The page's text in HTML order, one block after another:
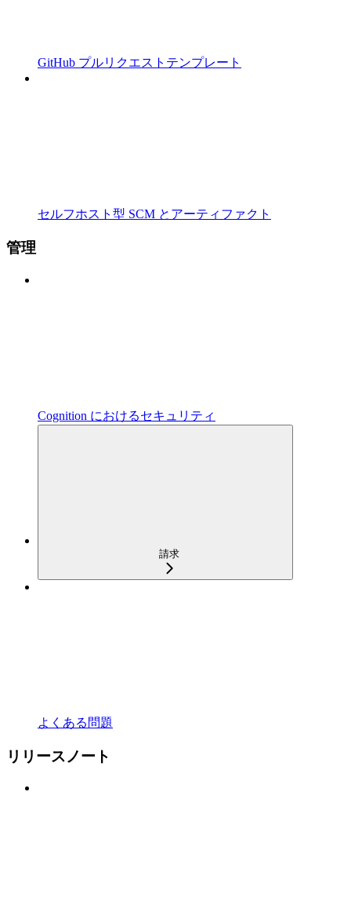
GitHub プルリクエストテンプレート
セルフホスト型 SCM とアーティファクト
管理
Cognition におけるセキュリティ
請求
よくある問題
リリースノート